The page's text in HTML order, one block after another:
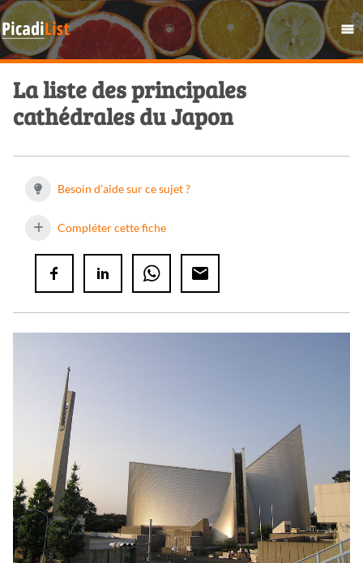
La liste des principales
cathédrales du Japon
Besoin d'aide sur ce sujet ?
Compléter cette fiche